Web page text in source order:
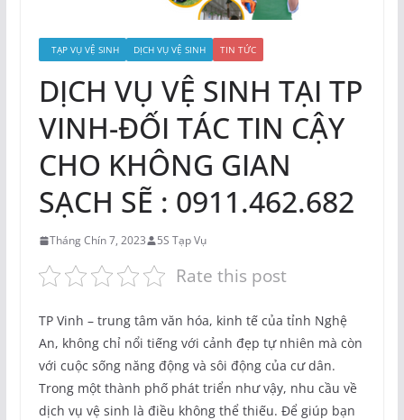
TẠP VỤ VỆ SINH DỊCH VỤ VỆ SINH TIN TỨC
DỊCH VỤ VỆ SINH TẠI TP
VINH-ĐỐI TÁC TIN CẬY
CHO KHÔNG GIAN
SẠCH SẼ : 0911.462.682
Tháng Chín 7, 2023 5S Tạp Vụ
Rate this post
TP Vinh – trung tâm văn hóa, kinh tế của tỉnh Nghệ
An, không chỉ nổi tiếng với cảnh đẹp tự nhiên mà còn
với cuộc sống năng động và sôi động của cư dân.
Trong một thành phố phát triển như vậy, nhu cầu về
dịch vụ vệ sinh là điều không thể thiếu. Để giúp bạn